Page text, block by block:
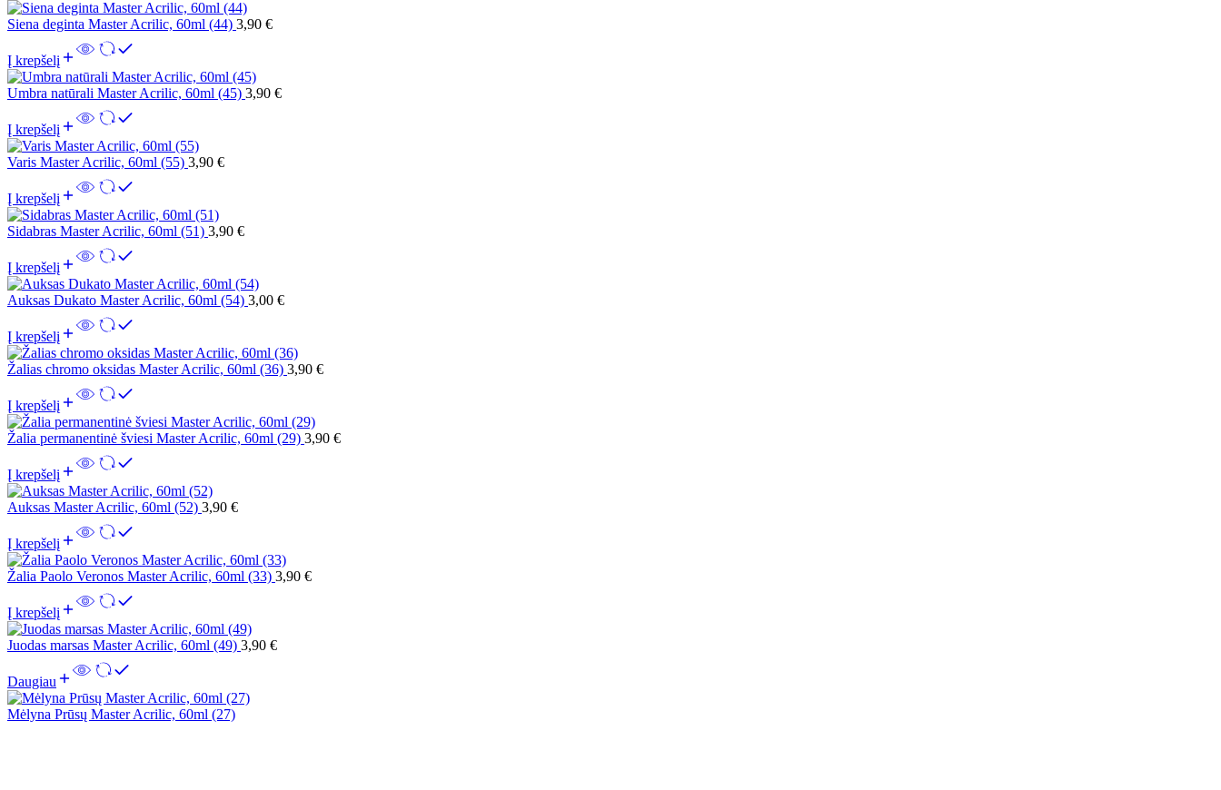
Siena deginta Master Acrilic, 60ml (44) 3,90 €
Į krepšelį
Umbra natūrali Master Acrilic, 60ml (45) 3,90 €
Į krepšelį
Varis Master Acrilic, 60ml (55) 3,90 €
Į krepšelį
Sidabras Master Acrilic, 60ml (51) 3,90 €
Į krepšelį
Auksas Dukato Master Acrilic, 60ml (54) 3,00 €
Į krepšelį
Žalias chromo oksidas Master Acrilic, 60ml (36) 3,90 €
Į krepšelį
Žalia permanentinė šviesi Master Acrilic, 60ml (29) 3,90 €
Į krepšelį
Auksas Master Acrilic, 60ml (52) 3,90 €
Į krepšelį
Žalia Paolo Veronos Master Acrilic, 60ml (33) 3,90 €
Į krepšelį
Juodas marsas Master Acrilic, 60ml (49) 3,90 €
Daugiau
Mėlyna Prūsų Master Acrilic, 60ml (27)